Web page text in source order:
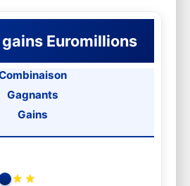
Euromillions
Gagnants
Gains
★ ★